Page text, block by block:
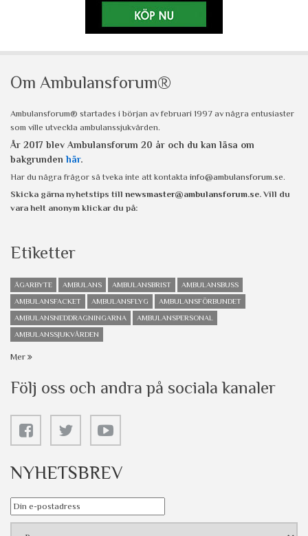
Om Ambulansforum®
Ambulansforum® startades i början av februari 1997 av några entusiaster
som ville utveckla ambulanssjukvården.
År 2017 blev Ambulansforum 20 år och du kan läsa om
bakgrunden här.
Har du några frågor så tveka inte att kontakta info@ambulansforum.se.
Skicka gärna nyhetstips till newsmaster@ambulansforum.se. Vill du
vara helt anonym klickar du på:
Etiketter
ÄGARBYTE AMBULANS AMBULANSBRIST
AMBULANSBUSS
AMBULANSFACKET
AMBULANSFLYG
AMBULANSFÖRBUNDET
AMBULANSNEDDRAGNINGARNA
AMBULANSPERSONAL
AMBULANSSJUKVÅRDEN
Mer
Följ oss och andra på sociala kanaler
NYHETSBREV